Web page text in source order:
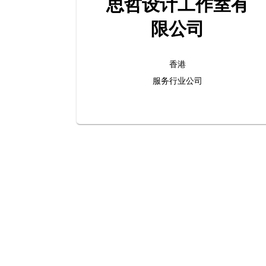
思哲设计工作室有
限公司
香港
服务行业公司